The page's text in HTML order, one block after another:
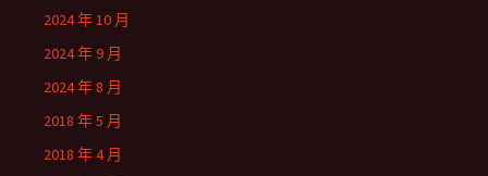
2024 年 10 月
2024 年 9 月
2024 年 8 月
2018 年 5 月
2018 年 4 月